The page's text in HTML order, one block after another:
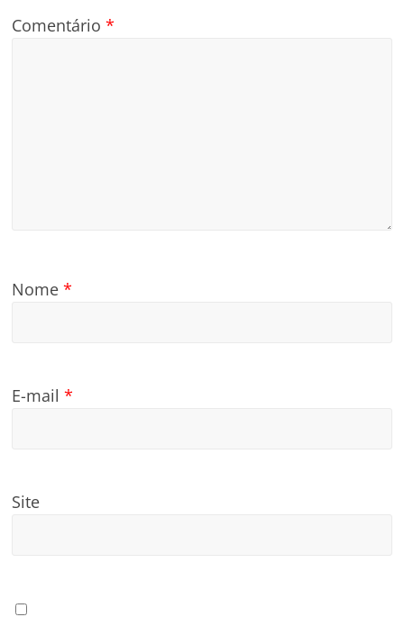
Comentário*
Nome*
E-mail*
Site